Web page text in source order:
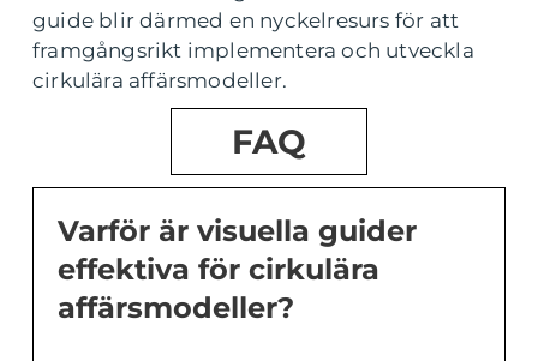
guide blir därmed en nyckelresurs för att
framgångsrikt implementera och utveckla
cirkulära affärsmodeller.
FAQ
Varför är visuella guider
effektiva för cirkulära
affärsmodeller?